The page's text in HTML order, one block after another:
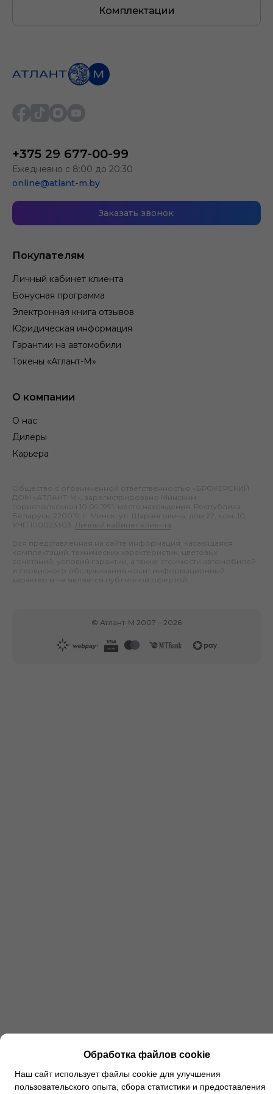
Комплектации
Покупателям
Личный кабинет клиента
Бонусная программа
Электронная книга отзывов
Юридическая информация
Гарантии на автомобили
Токены «Атлант-М»
О компании
О нас
Дилеры
Карьера
+375 29 677-00-99
Ежедневно с 8:00 до 20:30
online@atlant-m.by
Заказать звонок
Общество с ограниченной ответственностью «БРОКЕРСКИЙ
ДОМ «АТЛАНТ-М», зарегистрировано Минским
горисполкомом 10.09.1991; место нахождения: Республика
Беларусь, 220019, г. Минск, ул. Шаранговича, дом 22, ком. 10;
УНП 100023303.
Личный кабинет клиента
Вся представленная на сайте информация, касающаяся
комплектаций, технических характеристик, цветовых
сочетаний, условий гарантии, а также стоимости автомобилей
и сервисного обслуживания носит информационный
характер и не является публичной офертой.
© Атлант-М 2007 – 2026
Обработка файлов cookie
Наш сайт использует файлы cookie для улучшения
пользовательского опыта, сбора статистики и предоставления